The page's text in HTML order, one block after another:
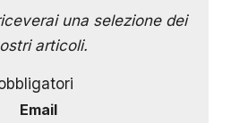
una selezione dei
articoli.
Email